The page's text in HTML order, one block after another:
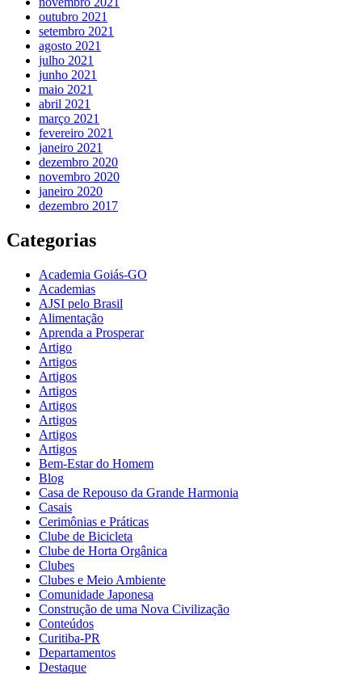
outubro 2021
setembro 2021
agosto 2021
julho 2021
junho 2021
maio 2021
abril 2021
março 2021
fevereiro 2021
janeiro 2021
dezembro 2020
novembro 2020
janeiro 2020
dezembro 2017
Categorias
Academia Goiás-GO
Academias
AJSI pelo Brasil
Alimentação
Aprenda a Prosperar
Artigo
Artigos
Artigos
Artigos
Artigos
Artigos
Artigos
Artigos
Bem-Estar do Homem
Blog
Casa de Repouso da Grande Harmonia
Casais
Cerimônias e Práticas
Clube de Bicicleta
Clube de Horta Orgânica
Clubes
Clubes e Meio Ambiente
Comunidade Japonesa
Construção de uma Nova Civilização
Conteúdos
Curitiba-PR
Departamentos
Destaque